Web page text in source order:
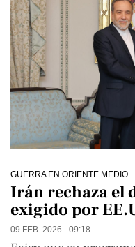
GUERRA EN ORIENTE MEDIO
Irán rechaza el
exigido por
09 FEB. 2026 - 09:18